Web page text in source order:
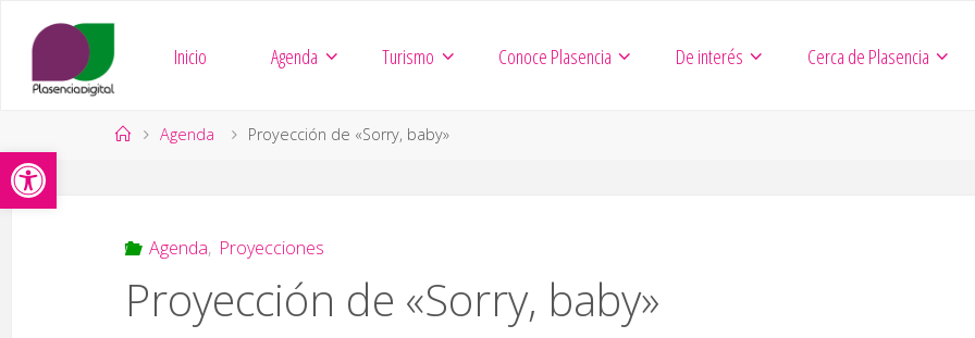
Abrir barra de herramientas
contenido
Inicio Agenda Turismo Conoce Plasencia De interés Cerca de Plasencia
PáginaAgenda Proyección de «Sorry, baby»
Agenda, Proyecciones
Proyección de «Sorry, baby»